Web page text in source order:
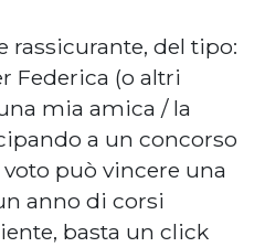
rassicurante, del tipo:
Federica (o altri
mia amica / la
a un concorso
può vincere una
anno di corsi
basta un click